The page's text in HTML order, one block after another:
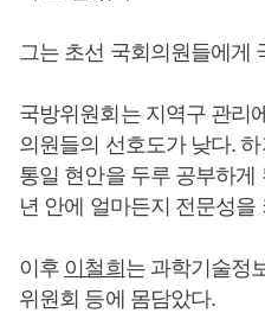
그는 초선 국회의원들에게
국방위원회는 지역구 관리
의원들의 선호도가 낮다.
통일 현안을 두루 공부하게
년 안에 얼마든지 전문성을
이후 이철희 는 과학기술정
위원회 등에 몸담았다.